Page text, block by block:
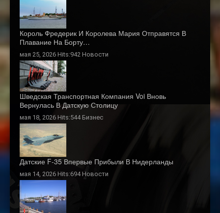
Король Фредерик И Королева Мария Отправятся В
Плавание На Борту…
мая 25, 2026 Hits:942 Новости
Шведская Транспортная Компания Voi Вновь
Вернулась В Датскую Столицу
мая 18, 2026 Hits:544 Бизнес
Датские F-35 Впервые Прибыли В Нидерланды
мая 14, 2026 Hits:694Новости